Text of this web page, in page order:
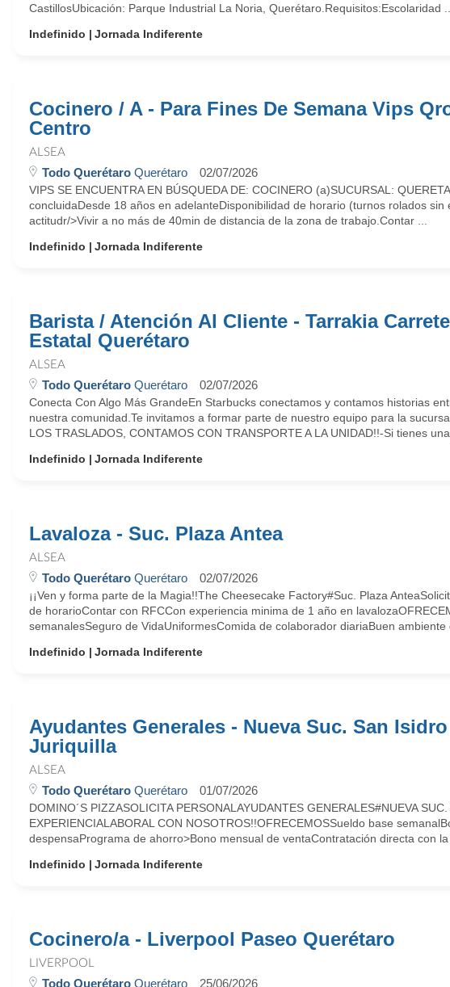
CastillosUbicación: Parque Industrial La Noria, Querétaro.Requisitos:Escolaridad ...
Indefinido
Jornada Indiferente
Cocinero / A - Para Fines De Semana Vips
Centro
ALSEA
Todo QuerétaroQuerétaro 02/07/2026
VIPS SE ENCUENTRA EN BÚSQUEDA DE: COCINERO (a)SUCURSAL:
concluidaDesde 18 años en adelanteDisponibilidad de horario (turnos rolados
actitudr/>Vivir a no más de 40min de distancia de la zona de trabajo.Contar ...
Indefinido
Jornada Indiferente
Barista / Atención Al Cliente - Tarrakia
Estatal Querétaro
ALSEA
Todo QuerétaroQuerétaro 02/07/2026
Conecta Con Algo Más GrandeEn Starbucks conectamos y contamos historias
nuestra comunidad.Te invitamos a formar parte de nuestro equipo para la
LOS TRASLADOS, CONTAMOS CON TRANSPORTE A LA UNIDAD!!-Si tienes una
Indefinido
Jornada Indiferente
Lavaloza - Suc. Plaza Antea
ALSEA
Todo QuerétaroQuerétaro 02/07/2026
¡¡Ven y forma parte de la Magia!!The Cheesecake Factory#Suc. Plaza
de horarioContar con RFCCon experiencia minima de 1 año en
semanalesSeguro de VidaUniformesComida de colaborador diariaBuen ambiente
Indefinido
Jornada Indiferente
Ayudantes Generales - Nueva Suc. San Isidro
Juriquilla
ALSEA
Todo QuerétaroQuerétaro 01/07/2026
DOMINO´S PIZZASOLICITA PERSONALAYUDANTES GENERALES#NUEVA
EXPERIENCIALABORAL CON NOSOTROS!!OFRECEMOSSueldo base
despensaPrograma de ahorro>Bono mensual de ventaContratación directa con
Indefinido
Jornada Indiferente
Cocinero/a - Liverpool Paseo Querétaro
LIVERPOOL
Todo QuerétaroQuerétaro 25/06/2026